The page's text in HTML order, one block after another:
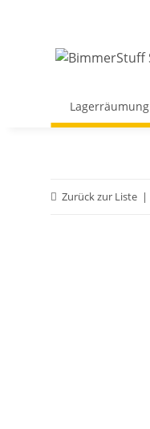
Lagerräumung
Zurück zur Liste